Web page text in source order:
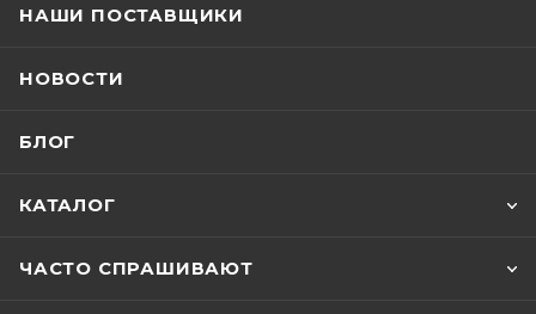
НАШИ ПОСТАВЩИКИ
НОВОСТИ
БЛОГ
КАТАЛОГ
ЧАСТО СПРАШИВАЮТ